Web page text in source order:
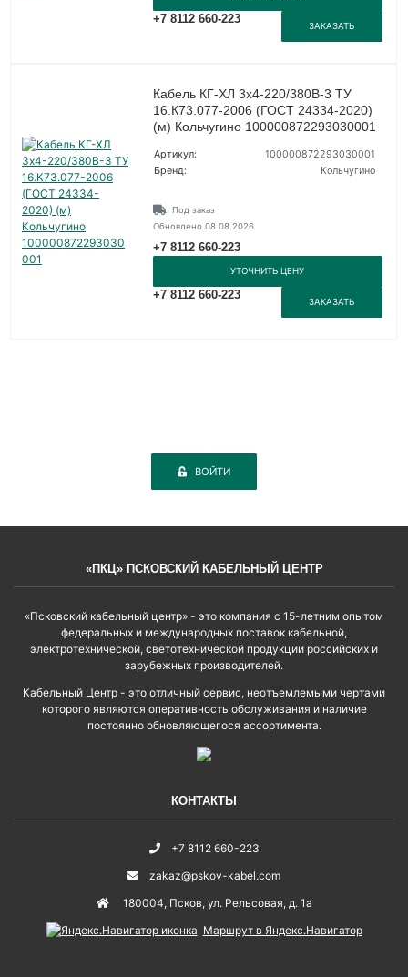
+7 8112 660-223
ЗАКАЗАТЬ
Кабель КГ-ХЛ 3х4-220/380В-3 ТУ
16.К73.077-2006 (ГОСТ 24334-2020)
(м) Кольчугино 100000872293030001
Артикул:
100000872293030001
Бренд:
Кольчугино
Под заказ
Обновлено 08.08.2026
+7 8112 660-223
УТОЧНИТЬ ЦЕНУ
+7 8112 660-223
ЗАКАЗАТЬ
ВОЙТИ
«ПКЦ» ПСКОВСКИЙ КАБЕЛЬНЫЙ ЦЕНТР
«Псковский кабельный центр» - это компания с 15-летним опытом
федеральных и международных поставок кабельной,
электротехнической, светотехнической продукции российских и
зарубежных производителей.
Кабельный Центр - это отличный сервис, неотъемлемыми чертами
которого являются оперативность обслуживания и наличие
постоянно обновляющегося ассортимента.
КОНТАКТЫ
+7 8112 660-223
zakaz@pskov-kabel.com
180004, Псков, ул. Рельсовая, д. 1а
Маршрут в Яндекс.Навигатор